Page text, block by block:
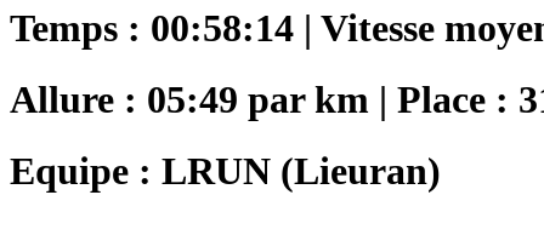
Temps : 00:58:14 | Vitesse
Allure : 05:49 par km | Place :
Equipe : LRUN (Lieuran)